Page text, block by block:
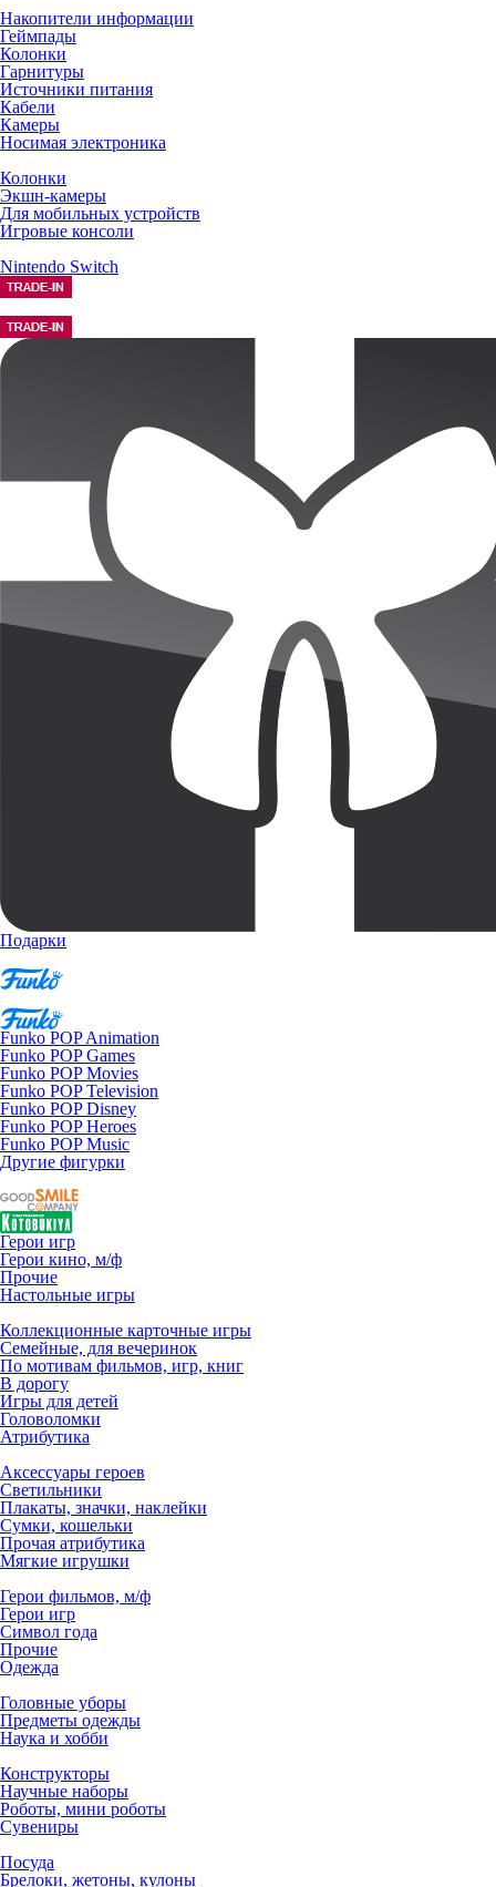
Накопители информации
Геймпады
Колонки
Гарнитуры
Источники питания
Кабели
Камеры
Носимая электроника
Колонки
Экшн-камеры
Для мобильных устройств
Игровые консоли
Nintendo Switch
Подарки
Funko POP Animation
Funko POP Games
Funko POP Movies
Funko POP Television
Funko POP Disney
Funko POP Heroes
Funko POP Music
Другие фигурки
Герои игр
Герои кино, м/ф
Прочие
Настольные игры
Коллекционные карточные игры
Семейные, для вечеринок
По мотивам фильмов, игр, книг
В дорогу
Игры для детей
Головоломки
Атрибутика
Аксессуары героев
Светильники
Плакаты, значки, наклейки
Сумки, кошельки
Прочая атрибутика
Мягкие игрушки
Герои фильмов, м/ф
Герои игр
Символ года
Прочие
Одежда
Головные уборы
Предметы одежды
Наука и хобби
Конструкторы
Научные наборы
Роботы, мини роботы
Сувениры
Посуда
Брелоки, жетоны, кулоны